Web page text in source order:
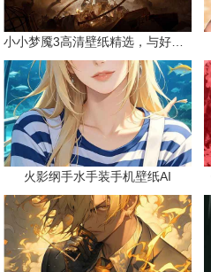
小小梦魇3高清壁纸精选，与好友一同面对恐惧
火影纲手水手装手机壁纸AI